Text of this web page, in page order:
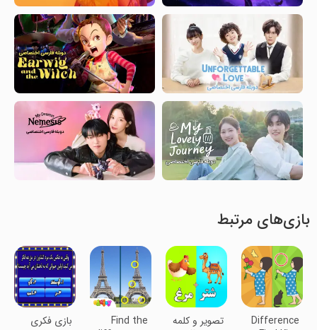
بازی‌های مرتبط
Difference
‏‏‏‏‏تصویر و کلمه
Find the
‏‏بازی فکری